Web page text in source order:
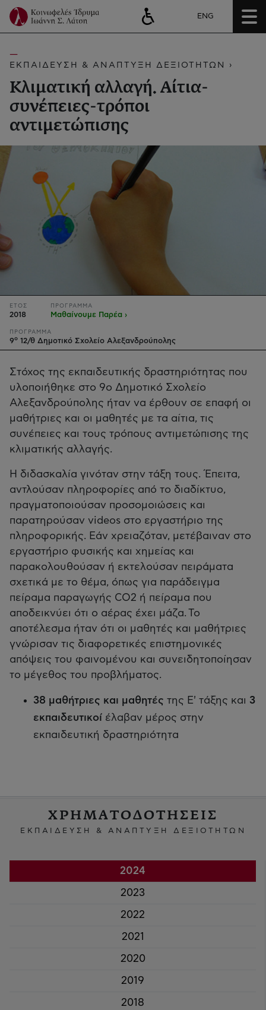
ENG
ΕΚΠΑΙΔΕΥΣΗ & ΑΝΑΠΤΥΞΗ ΔΕΞΙΟΤΗΤΩΝ ›
Κλιματική αλλαγή. Αίτια-
συνέπειες-τρόποι
αντιμετώπισης
ΕΤΟΣ
2018
ΠΡΟΓΡΑΜΜΑ
Μαθαίνουμε Παρέα ›
ΠΡΟΓΡΑΜΜΑ
9ο 12/θ Δημοτικό Σχολείο Αλεξανδρούπολης
Στόχος της εκπαιδευτικής δραστηριότητας που
υλοποιήθηκε στο 9ο Δημοτικό Σχολείο
Αλεξανδρούπολης ήταν να έρθουν σε επαφή οι
μαθήτριες και οι μαθητές με τα αίτια, τις
συνέπειες και τους τρόπους αντιμετώπισης της
κλιματικής αλλαγής.
Η διδασκαλία γινόταν στην τάξη τους. Έπειτα,
αντλούσαν πληροφορίες από το διαδίκτυο,
πραγματοποιούσαν προσομοιώσεις και
παρατηρούσαν videos στο εργαστήριο της
πληροφορικής. Εάν χρειαζόταν, μετέβαιναν στο
εργαστήριο φυσικής και χημείας και
παρακολουθούσαν ή εκτελούσαν πειράματα
σχετικά με το θέμα, όπως για παράδειγμα
πείραμα παραγωγής CO2 ή πείραμα που
αποδεικνύει ότι ο αέρας έχει μάζα. Το
αποτέλεσμα ήταν ότι οι μαθητές και μαθήτριες
γνώρισαν τις διαφορετικές επιστημονικές
απόψεις του φαινομένου και συνειδητοποίησαν
το μέγεθος του προβλήματος.
38 μαθήτριες και μαθητές της Ε' τάξης και 3
εκπαιδευτικοί έλαβαν μέρος στην
εκπαιδευτική δραστηριότητα
ΧΡΗΜΑΤΟΔΟΤΗΣΕΙΣ
ΕΚΠΑΙΔΕΥΣΗ & ΑΝΑΠΤΥΞΗ ΔΕΞΙΟΤΗΤΩΝ
2024
2023
2022
2021
2020
2019
2018